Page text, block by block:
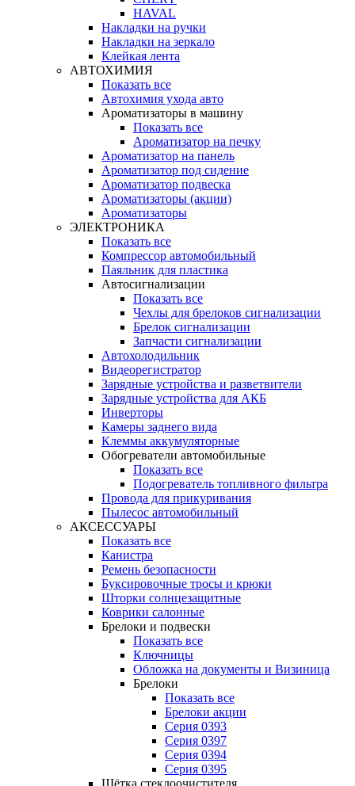
HAVAL
Накладки на ручки
Накладки на зеркало
Клейкая лента
АВТОХИМИЯ
Показать все
Автохимия ухода авто
Ароматизаторы в машину
Показать все
Ароматизатор на печку
Ароматизатор на панель
Ароматизатор под сидение
Ароматизатор подвеска
Ароматизаторы (акции)
Ароматизаторы
ЭЛЕКТРОНИКА
Показать все
Компрессор автомобильный
Паяльник для пластика
Автосигнализации
Показать все
Чехлы для брелоков сигнализации
Брелок сигнализации
Запчасти сигнализации
Автохолодильник
Видеорегистратор
Зарядные устройства и разветвители
Зарядные устройства для АКБ
Инверторы
Камеры заднего вида
Клеммы аккумуляторные
Обогреватели автомобильные
Показать все
Подогреватель топливного фильтра
Провода для прикуривания
Пылесос автомобильный
АКСЕССУАРЫ
Показать все
Канистра
Ремень безопасности
Буксировочные тросы и крюки
Шторки солнцезащитные
Коврики салонные
Брелоки и подвески
Показать все
Ключницы
Обложка на документы и Визиница
Брелоки
Показать все
Брелоки акции
Серия 0393
Серия 0397
Серия 0394
Серия 0395